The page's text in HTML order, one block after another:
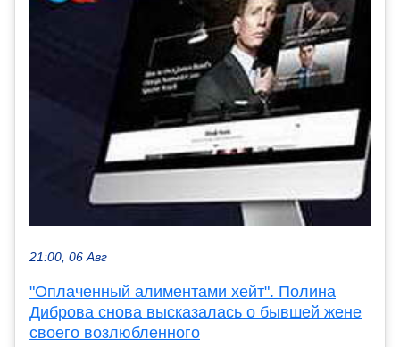
21:00, 06 Авг
"Оплаченный алиментами хейт". Полина
Диброва снова высказалась о бывшей жене
своего возлюбленного